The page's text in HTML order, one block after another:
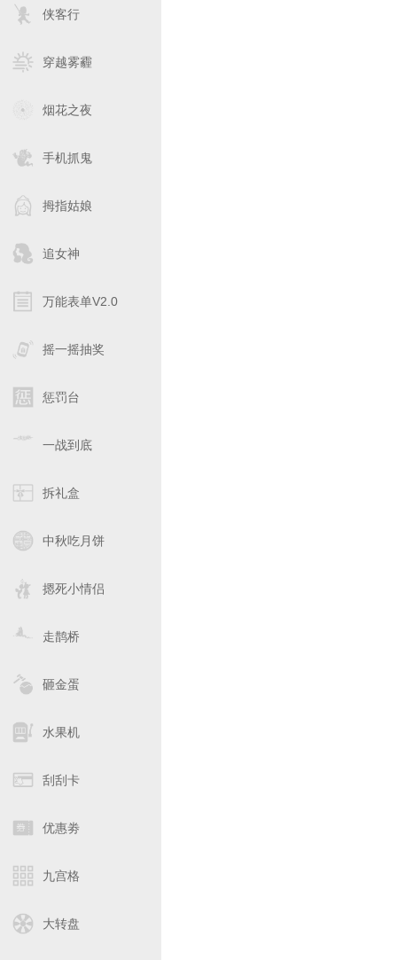
侠客行
穿越雾霾
烟花之夜
手机抓鬼
拇指姑娘
追女神
万能表单V2.0
摇一摇抽奖
惩罚台
一战到底
拆礼盒
中秋吃月饼
摁死小情侣
走鹊桥
砸金蛋
水果机
刮刮卡
优惠劵
九宫格
大转盘